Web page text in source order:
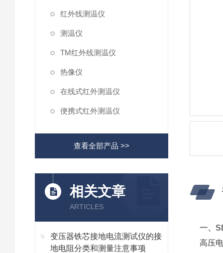
红外线测温仪
测温仪
TM红外线测温仪
热像仪
在线式红外测温仪
便携式红外测温仪
查看全部产品 >>
相关文章
ARTICLES
变压器铁芯接地电流测试仪的接
地电阻分类和测量注意事项
一、
高压